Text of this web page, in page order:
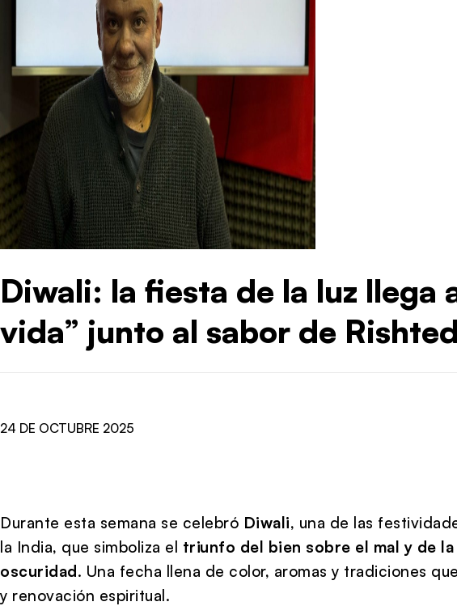
Diwali: la fiesta de la luz llega
vida” junto al sabor de
24 DE OCTUBRE 2025
Durante esta semana se celebró Diwali, una de las
la India, que simboliza el triunfo del bien sobre el mal y de
oscuridad. Una fecha llena de color, aromas y tradiciones
y renovación espiritual.